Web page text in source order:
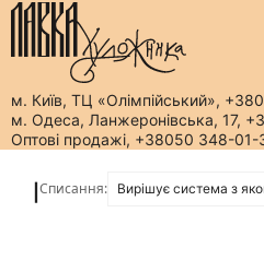
м. Київ, ТЦ «Олімпійський»,
м. Одеса, Ланжеронівська, 17,
Оптові продажі, +38050 348-01-
Списання: